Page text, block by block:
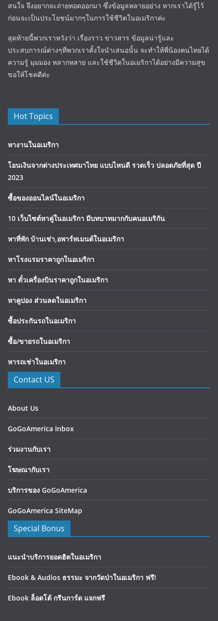
สนใจ จึงอยากจะถ่ายทอดออกมา ซึ่งข้อมูลหลายอย่าง หากเราได้รู้ไว้
ก่อนจะเป็นประโยชน์มากๆในการใช้ชีวิตในอเมริกาค่ะ
สุดท้ายนี้พวกเราหวังว่า เรื่องราว ข่าวสาร ข้อมูลน่ารู้และ
ประสบการณ์ต่างๆที่พวกเราตั้งใจนำเสนอนั้น จะทำให้พี่น้องคนไทยได้
ความรู้ มุมมอง หลากหลาย และใช้ชีวิตในอเมริกาได้อย่างมีความสุข
ขอให้โชคดีค่ะ
Hot Topics
หางานในอเมริกา
โอนเงินจากต่างประเทศมาไทย แบบไหนดี รวดเร็ว ปลอดภัยที่สุด ปี
2023
ซื้อของออนไลน์ในอเมริกา
10 เว็บไซต์หาคู่ในอเมริกา มีบทบาทมากกับคนอเมริกัน
หาที่พัก บ้านเช่า,อพาร์ทเมนต์ในอเมริกา
หาโรงแรมราคาถูกในอเมริกา
หา ตั๋วเครื่องบินราคาถูกในอเมริกา
หาคูปอง ส่วนลดในอเมริกา
ซื้อประกันรถในอเมริกา
ซื้อ/ขายรถในอเมริกา
หารถเช่าในอเมริกา
Contact US
About Us
GoGoAmerica Inbox
ร่วมงานกับเรา
โฆษณากับเรา
บริการของ GoGoAmerica
GoGoAmerica SiteMap
Special Bonus
แนะนำบริการยอดฮิตในอเมริกา
Ebook & Audios ธรรมะ จากวัดป่าในอเมริกา ฟรี!
Ebook ล็อตโต้ กรีนการ์ด แจกฟรี